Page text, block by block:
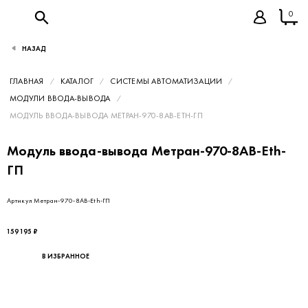
0
ГЛАВНАЯ КАТАЛОГ
СИСТЕМЫ АВТОМАТИЗАЦИИ
МОДУЛИ ВВОДА-ВЫВОДА
МОДУЛЬ ВВОДА-ВЫВОДА МЕТРАН-970-8АВ-ETH-ГП
Модуль ввода-вывода Метран-970-8АВ-Eth-
ГП
Артикул Метран-970-8АВ-Eth-ГП
159 195 ₽
В ИЗБРАННОЕ
НАЗАД